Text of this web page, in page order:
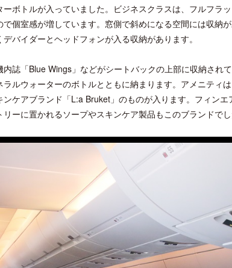
ボトルが入っていました。ビジネスクラスは、フルフラ
個室感が増しています。窓側で斜めになる空間には収納
バイダーとヘッドフォンが入る収納があります。
誌「Blue Wings」などがシートバックの上部に収納され
ルウォーターのボトルとともに納まります。アメニティ
ケアブランド「L:a Bruket」のものが入ります。フィン
ーに置かれるソープやスキンケア製品もこのブランドでし